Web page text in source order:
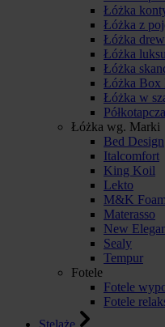
Łóżka
Łóżka z
Łóżka
Łóżka
Łóżka
Łóżka Box
Łóżka w
Łóżka wg. Marki
Bed Design
Italcomfort
King Koil
Lekto
M&K
Materasso
New
Sealy
Tempur
Fotele
Fotele
Fotele
Stelaże